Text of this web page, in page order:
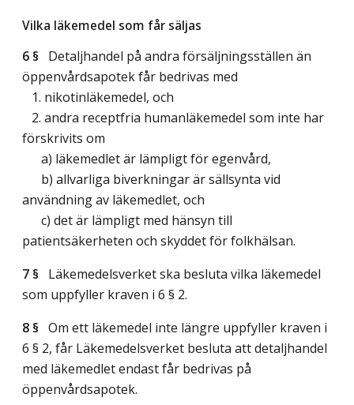
Vilka läkemedel som får säljas
6 § Detaljhandel på andra försäljningsställen än
öppenvårdsapotek får bedrivas med
1. nikotinläkemedel, och
2. andra receptfria humanläkemedel som inte har
förskrivits om
a) läkemedlet är lämpligt för egenvård,
b) allvarliga biverkningar är sällsynta vid
användning av läkemedlet, och
c) det är lämpligt med hänsyn till
patientsäkerheten och skyddet för folkhälsan.
7 § Läkemedelsverket ska besluta vilka läkemedel
som uppfyller kraven i 6 § 2.
8 § Om ett läkemedel inte längre uppfyller kraven i
6 § 2, får Läkemedelsverket besluta att detaljhandel
med läkemedlet endast får bedrivas på
öppenvårdsapotek.